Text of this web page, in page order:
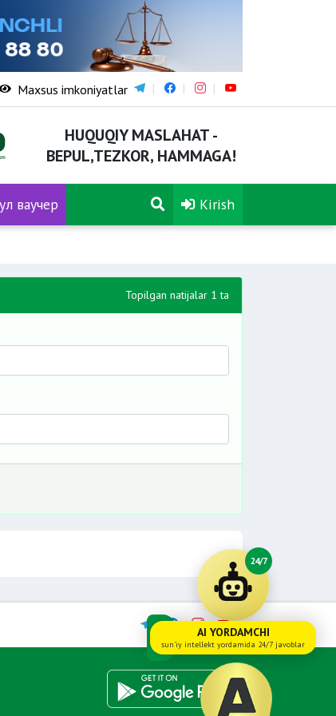
Maxsus imkoniyatlar
HUQUQIY MASLAHAT -
BEPUL,TEZKOR, HAMMAGA!
ваучер Kirish
Topilgan natijalar 1 ta
24/7
AI YORDAMCHI
sun'iy intellekt yordamida 24/7 javoblar